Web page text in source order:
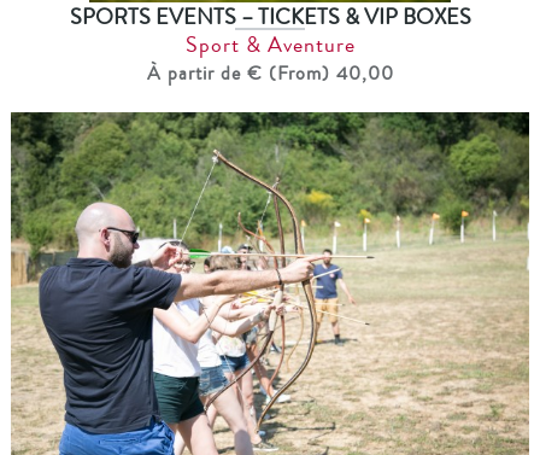
SPORTS EVENTS – TICKETS & VIP BOXES
Sport & Aventure
À partir de € (From) 40,00